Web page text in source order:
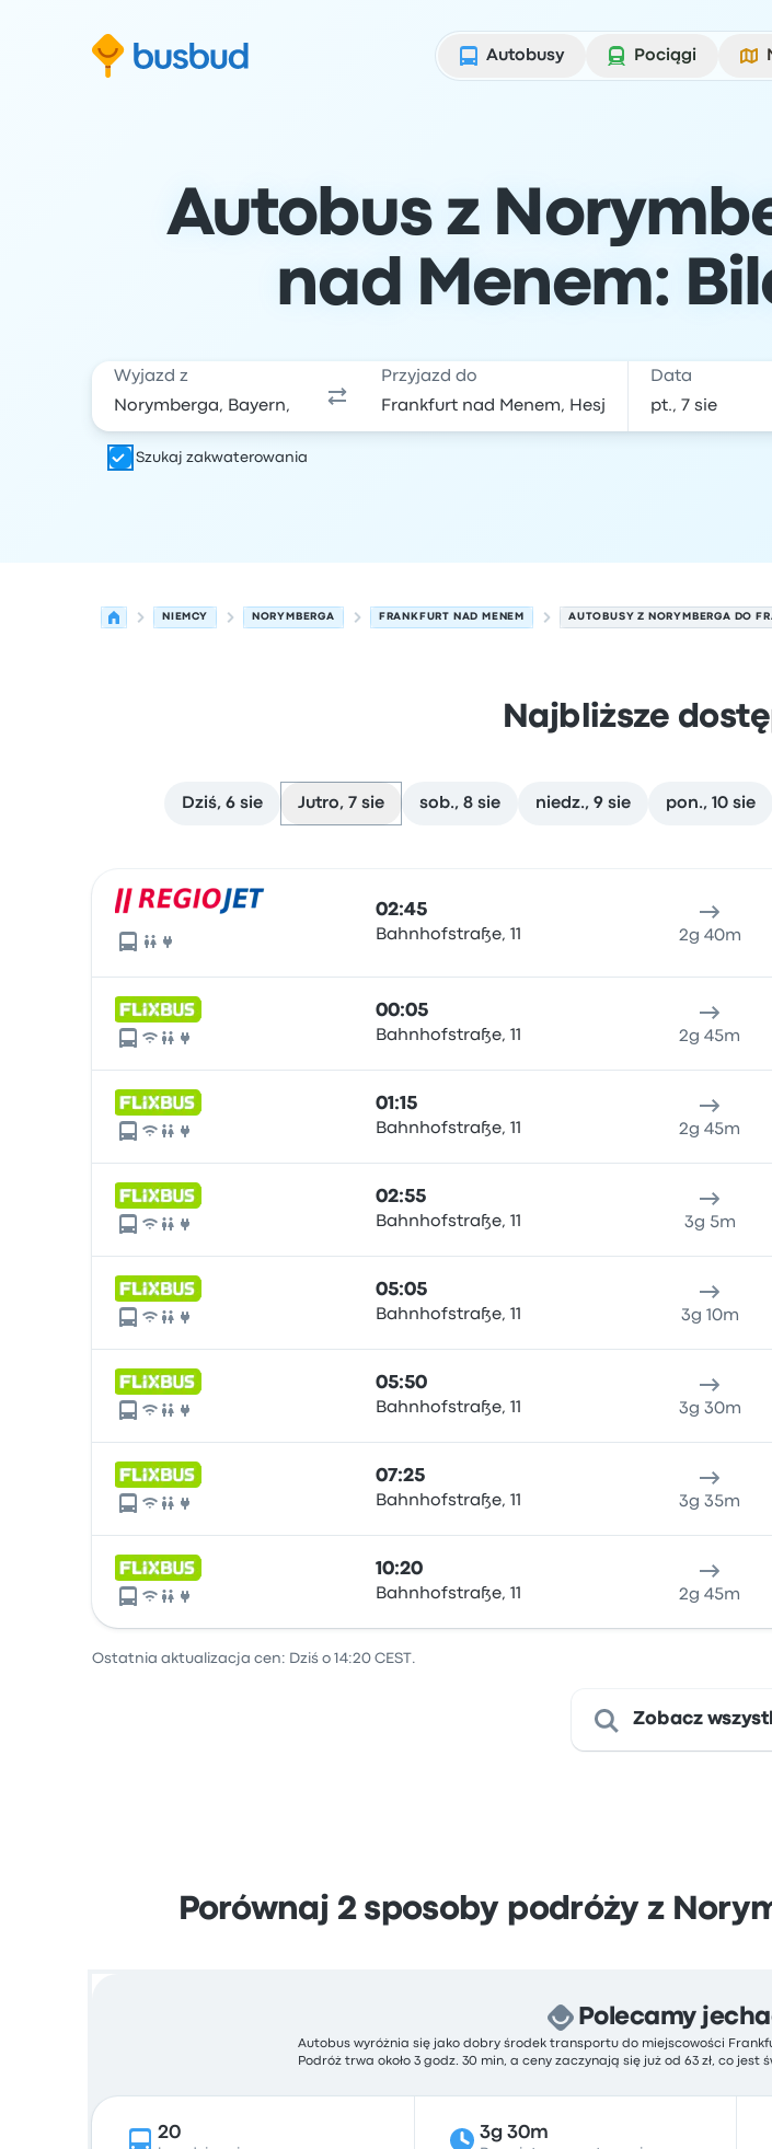
Autobusy
Pociągi
Autobus z
nad Menem:
Wyjazd z Przyjazd do Data
Szukaj zakwaterowania
NIEMCY NORYMBERGA FRANKFURT NAD MENEM AUTOBUSY Z NORYMBERGA DO
Najbliższe
Dziś, 6 sie Jutro, 7 sie sob., 8 sie niedz., 9 sie pon., 10 sie
02:45
Bahnhofstraße, 11 2g 40m
00:05
Bahnhofstraße, 11 2g 45m
01:15
Bahnhofstraße, 11 2g 45m
02:55
Bahnhofstraße, 11 3g 5m
05:05
Bahnhofstraße, 11 3g 10m
05:50
Bahnhofstraße, 11 3g 30m
07:25
Bahnhofstraße, 11 3g 35m
10:20
Bahnhofstraße, 11 2g 45m
Ostatnia aktualizacja cen: Dziś o 14:20 CEST.
Zobacz
Porównaj 2 sposoby podróży z
Polecamy
Autobus wyróżnia się jako dobry środek transportu do miejscowości
Podróż trwa około 3 godz. 30 min, a ceny zaczynają się już od 63 zł, co
20 3g 30m